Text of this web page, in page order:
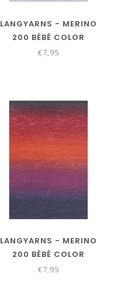
LANGYARNS - MERINO
200 BÉBÉ COLOR
155.0552
€7,95
LANGYARNS - MERINO
200 BÉBÉ COLOR
155.0554
€7,95